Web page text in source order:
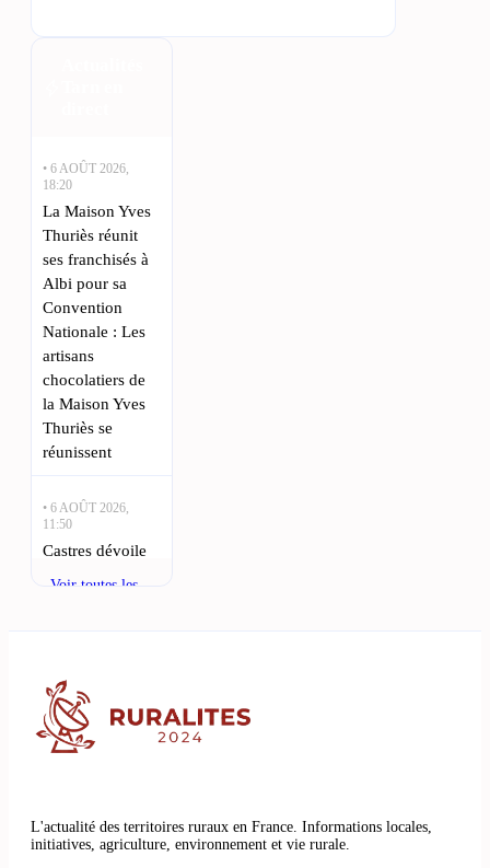
• 6 AOÛT 2026,
18:20
La Maison Yves
Thuriès réunit
ses franchisés à
Albi pour sa
Convention
Nationale : Les
artisans
chocolatiers de
la Maison Yves
Thuriès se
réunissent
• 6 AOÛT 2026,
11:50
Castres dévoile
son projet de
une saison
prometteuse au
Top 14
Viala-du-Tarn :
Voir toutes les
L'actualité des territoires ruraux en France. Informations locales,
initiatives, agriculture, environnement et vie rurale.